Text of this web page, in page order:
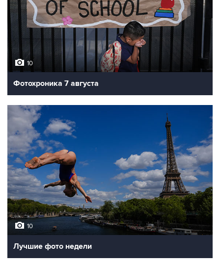
10
Фотохроника 7 августа
10
Лучшие фото недели